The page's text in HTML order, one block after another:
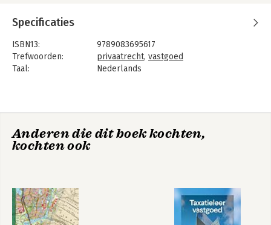
Specificaties
ISBN13:
9789083695617
Trefwoorden:
privaatrecht, vastgoed
Taal:
Nederlands
Hoofdrubriek: Economie ,Juridisch
Jongbloed:
Onroerend goed recht [vastgoed]
Serie:
Anderen die dit boek kochten,
kochten ook